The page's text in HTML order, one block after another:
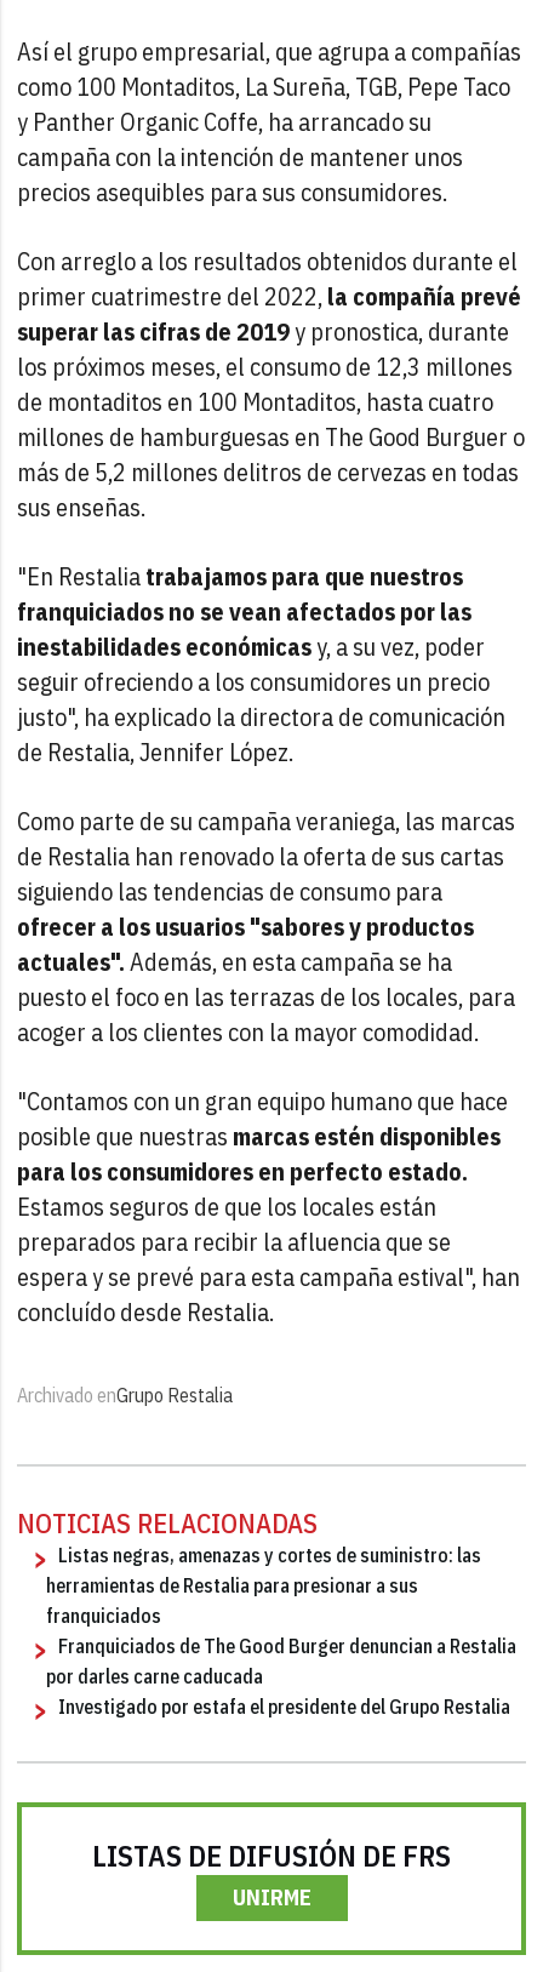
Así el grupo empresarial, que agrupa a compañías
como 100 Montaditos, La Sureña, TGB, Pepe Taco
y Panther Organic Coffe, ha arrancado su
campaña con la intención de mantener unos
precios asequibles para sus consumidores.
Con arreglo a los resultados obtenidos durante el
primer cuatrimestre del 2022,la compañía prevé
superar las cifras de 2019y pronostica, durante
los próximos meses, el consumo de 12,3 millones
de montaditos en 100 Montaditos, hasta cuatro
millones de hamburguesas en The Good Burguer o
más de 5,2 millones delitros de cervezas en todas
sus enseñas.
"En Restaliatrabajamos para que nuestros
franquiciados no se vean afectados por las
inestabilidades económicasy, a su vez, poder
seguir ofreciendo a los consumidores un precio
justo", ha explicado la directora de comunicación
de Restalia, Jennifer López.
Como parte de su campaña veraniega, las marcas
de Restalia han renovado la oferta de sus cartas
siguiendo las tendencias de consumo para
ofrecer a los usuarios "sabores y productos
actuales".Además, en esta campaña se ha
puesto el foco en las terrazas de los locales, para
acoger a los clientes con la mayor comodidad.
"Contamos con un gran equipo humano que hace
posible que nuestras marcas estén disponibles
para los consumidores en perfecto estado.
Estamos seguros de que los locales están
preparados para recibir la afluencia que se
espera y se prevé para esta campaña estival", han
concluído desde Restalia.
Archivado enGrupo Restalia
NOTICIAS RELACIONADAS
Listas negras, amenazas y cortes de suministro: las
herramientas de Restalia para presionar a sus
franquiciados
Franquiciados de The Good Burger denuncian a Restalia
por darles carne caducada
Investigado por estafa el presidente del Grupo Restalia
LISTAS DE DIFUSIÓN DE FRS
UNIRME